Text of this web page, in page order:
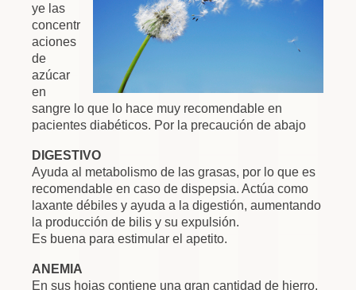
ye las
concentr
aciones
de
azúcar
en
sangre lo que lo hace muy recomendable en
pacientes diabéticos. Por la precaución de abajo
DIGESTIVO
Ayuda al metabolismo de las grasas, por lo que es
recomendable en caso de dispepsia. Actúa como
laxante débiles y ayuda a la digestión, aumentando
la producción de bilis y su expulsión.
Es buena para estimular el apetito.
ANEMIA
En sus hojas contiene una gran cantidad de hierro,